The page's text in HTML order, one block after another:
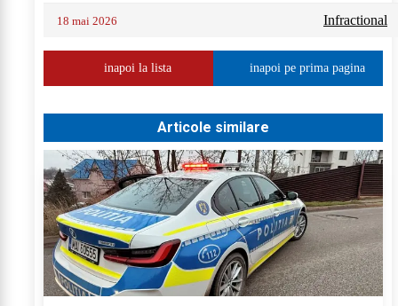
18 mai 2026 Infractional
inapoi la lista inapoi pe prima pagina
Articole similare